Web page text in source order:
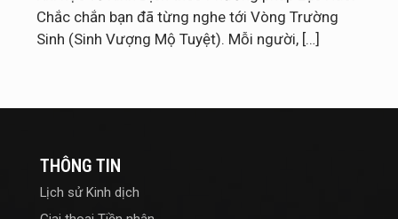
Chắc chắn bạn đã từng nghe tới Vòng Trường
Sinh (Sinh Vượng Mộ Tuyệt). Mỗi người, […]
THÔNG TIN
Lịch sử Kinh dịch